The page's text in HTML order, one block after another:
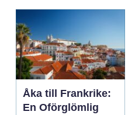
Åka till Frankrike:
En Oförglömlig